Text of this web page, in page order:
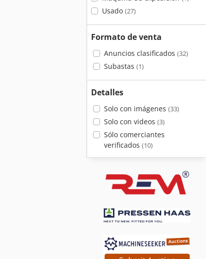
Usado (27)
Formato de venta
Anuncios clasificados (32)
Subastas (1)
Detalles
Solo con imágenes (33)
Solo con videos (3)
Sólo comerciantes
verificados (10)
Schlebach Dsm 1000